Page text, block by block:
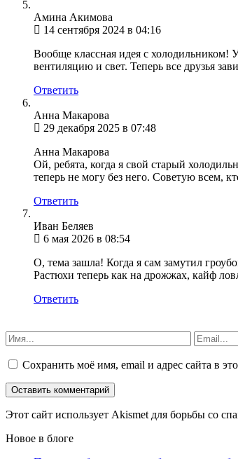
Амина Акимова
14 сентября 2024 в 04:16
Вообще классная идея с холодильником!
вентиляцию и свет. Теперь все друзья
Ответить
Анна Макарова
29 декабря 2025 в 07:48
Анна Макарова
Ой, ребята, когда я свой старый
теперь не могу без него. Советую всем,
Ответить
Иван Беляев
6 мая 2026 в 08:54
О, тема зашла! Когда я сам замутил
Растюхи теперь как на дрожжах, кайф
Ответить
Сохранить моё имя, email и адрес сайта в
Этот сайт использует Akismet для борьбы со
Новое в блоге